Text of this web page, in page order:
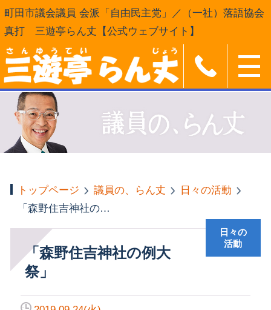
町田市議会議員 会派「自由民主党」／（一社）落語協会
真打 三遊亭らん丈【公式ウェブサイト】
トップページ 議員の、らん丈
日々の活動
「森野住吉神社の例大祭」
「森野住吉神社の例大
祭」
日々の
活動